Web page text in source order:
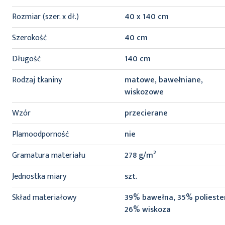
informacji
Rozmiar (szer. x dł.)
40 x 140 cm
Szerokość
40 cm
Długość
140 cm
Rodzaj tkaniny
matowe, bawełniane,
wiskozowe
Wzór
przecierane
Plamoodporność
nie
Gramatura materiału
278 g/m²
Jednostka miary
szt.
Skład materiałowy
39% bawełna, 35%
26% wiskoza